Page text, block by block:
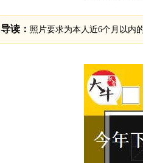
导读： 照片要求为本人近6个月以内